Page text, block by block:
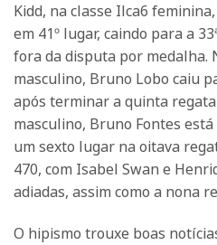
Kidd, na classe Ilca6
em 41º lugar, caindo para a
fora da disputa por medalha.
masculino, Bruno Lobo caiu
após terminar a quinta regata
masculino, Bruno Fontes
um sexto lugar na oitava
470, com Isabel Swan e
adiadas, assim como a nona
O hipismo trouxe boas